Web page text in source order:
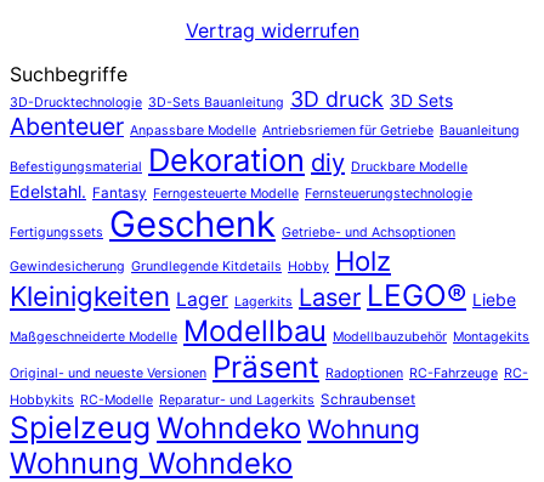
Vertrag widerrufen
Suchbegriffe
3D-Drucktechnologie 3D-Sets Bauanleitung 3D druck 3D Sets
Abenteuer Anpassbare Modelle Antriebsriemen für Getriebe Bauanleitung
Befestigungsmaterial Dekoration diy Druckbare Modelle
Edelstahl. Fantasy Ferngesteuerte Modelle Fernsteuerungstechnologie
Fertigungssets Geschenk Getriebe- und Achsoptionen
Gewindesicherung Grundlegende Kitdetails Hobby Holz
Kleinigkeiten Lager Lagerkits Laser LEGO® Liebe
Maßgeschneiderte Modelle Modellbau Modellbauzubehör Montagekits
Original- und neueste Versionen Präsent Radoptionen RC-Fahrzeuge RC-
Hobbykits RC-Modelle Reparatur- und Lagerkits Schraubenset
Spielzeug Wohndeko Wohnung
Wohnung Wohndeko